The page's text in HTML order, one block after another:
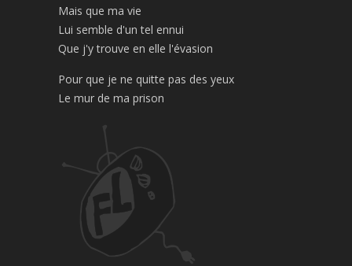
Mais que ma vie
Lui semble d'un tel ennui
Que j'y trouve en elle l'évasion
Pour que je ne quitte pas des yeux
Le mur de ma prison